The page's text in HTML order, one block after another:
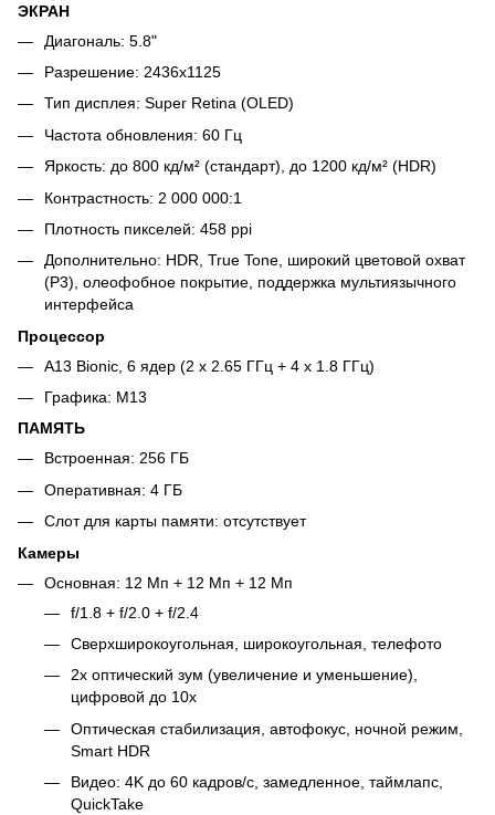
ЭКРАН
Диагональ: 5.8"
Разрешение: 2436x1125
Тип дисплея: Super Retina (OLED)
Частота обновления: 60 Гц
Яркость: до 800 кд/м² (стандарт), до 1200 кд/м² (HDR)
Контрастность: 2 000 000:1
Плотность пикселей: 458 ppi
Дополнительно: HDR, True Tone, широкий цветовой охват
(P3), олеофобное покрытие, поддержка мультиязычного
интерфейса
Процессор
A13 Bionic, 6 ядер (2 x 2.65 ГГц + 4 x 1.8 ГГц)
Графика: M13
ПАМЯТЬ
Встроенная: 256 ГБ
Оперативная: 4 ГБ
Слот для карты памяти: отсутствует
Камеры
Основная: 12 Мп + 12 Мп + 12 Мп
f/1.8 + f/2.0 + f/2.4
Сверхширокоугольная, широкоугольная, телефото
2x оптический зум (увеличение и уменьшение),
цифровой до 10x
Оптическая стабилизация, автофокус, ночной режим,
Smart HDR
Видео: 4K до 60 кадров/с, замедленное, таймлапс,
QuickTake